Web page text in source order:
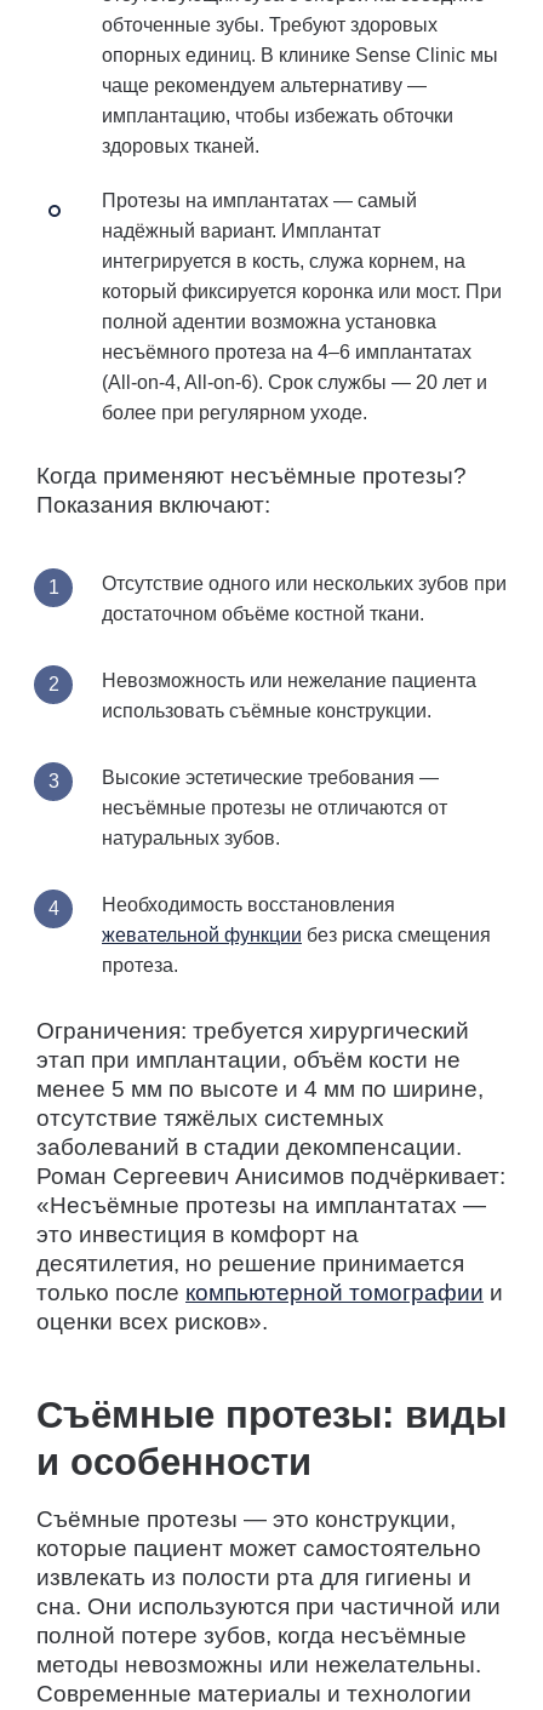
обточенные зубы. Требуют здоровых
опорных единиц. В клинике Sense Clinic мы
чаще рекомендуем альтернативу —
имплантацию, чтобы избежать обточки
здоровых тканей.
Протезы на имплантатах — самый
надёжный вариант. Имплантат
интегрируется в кость, служа корнем, на
который фиксируется коронка или мост. При
полной адентии возможна установка
несъёмного протеза на 4–6 имплантатах
(All-on-4, All-on-6). Срок службы — 20 лет и
более при регулярном уходе.
Когда применяют несъёмные протезы?
Показания включают:
Отсутствие одного или нескольких зубов при
достаточном объёме костной ткани.
Невозможность или нежелание пациента
использовать съёмные конструкции.
Высокие эстетические требования —
несъёмные протезы не отличаются от
натуральных зубов.
Необходимость восстановления
жевательной функции без риска смещения
протеза.
Ограничения: требуется хирургический
этап при имплантации, объём кости не
менее 5 мм по высоте и 4 мм по ширине,
отсутствие тяжёлых системных
заболеваний в стадии декомпенсации.
Роман Сергеевич Анисимов подчёркивает:
«Несъёмные протезы на имплантатах —
это инвестиция в комфорт на
десятилетия, но решение принимается
только после компьютерной томографии и
оценки всех рисков».
Съёмные протезы: виды
и особенности
Съёмные протезы — это конструкции,
которые пациент может самостоятельно
извлекать из полости рта для гигиены и
сна. Они используются при частичной или
полной потере зубов, когда несъёмные
методы невозможны или нежелательны.
Современные материалы и технологии